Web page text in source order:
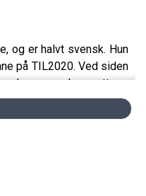
og er halvt svensk. Hun
på TIL2020. Ved siden
og har nettopp
klubben. I denne
av TIL2020, hvor